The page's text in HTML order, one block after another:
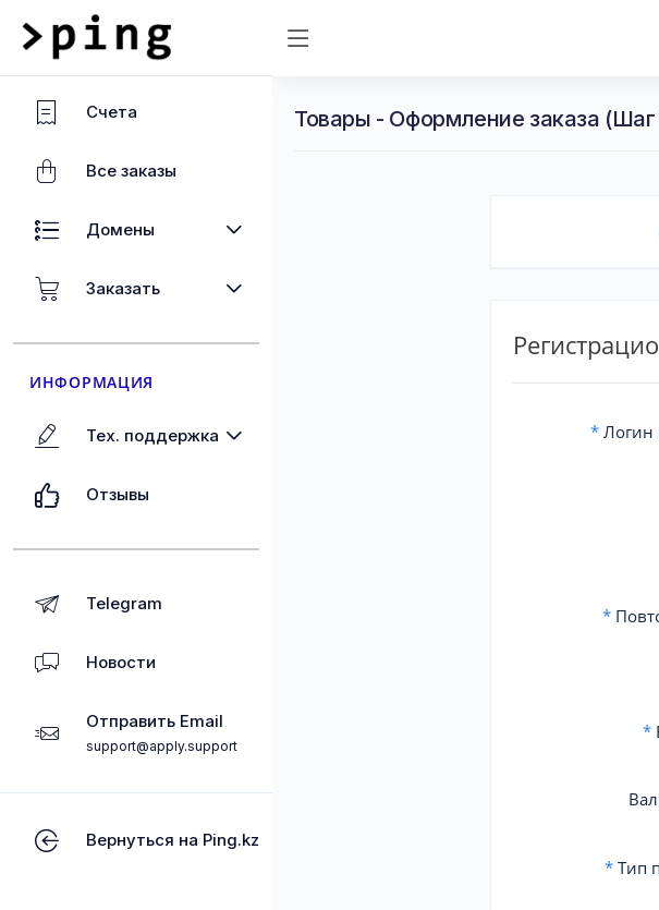
Счета
Все заказы
Домены
Заказать
ИНФОРМАЦИЯ
Тех. поддержка
Отзывы
Telegram
Новости
Отправить Email
support@apply.support
Вернуться на Ping.kz
Товары - Оформление заказа (Шаг
*Логин
*
*
*Тип